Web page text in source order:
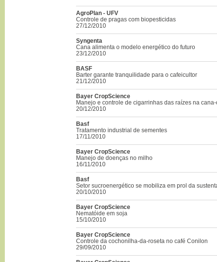
AgroPlan - UFV
Controle de pragas com biopesticidas
27/12/2010
Syngenta
Cana alimenta o modelo energético do futuro
23/12/2010
BASF
Barter garante tranquilidade para o cafeicultor
21/12/2010
Bayer CropScience
Manejo e controle de cigarrinhas das raízes na
20/12/2010
Basf
Tratamento industrial de sementes
17/11/2010
Bayer CropScience
Manejo de doenças no milho
16/11/2010
Basf
Setor sucroenergético se mobiliza em prol da
20/10/2010
Bayer CropScience
Nematóide em soja
15/10/2010
Bayer CropScience
Controle da cochonilha-da-roseta no café Conilon
29/09/2010